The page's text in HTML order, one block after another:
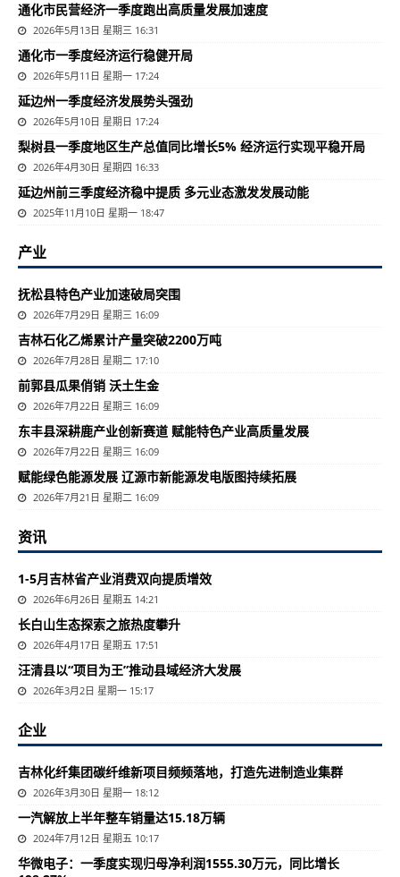
通化市民营经济一季度跑出高质量发展加速度
2026年5月13日 星期三 16:31
通化市一季度经济运行稳健开局
2026年5月11日 星期一 17:24
延边州一季度经济发展势头强劲
2026年5月10日 星期日 17:24
梨树县一季度地区生产总值同比增长5% 经济运行实现平稳开局
2026年4月30日 星期四 16:33
延边州前三季度经济稳中提质 多元业态激发发展动能
2025年11月10日 星期一 18:47
产业
抚松县特色产业加速破局突围
2026年7月29日 星期三 16:09
吉林石化乙烯累计产量突破2200万吨
2026年7月28日 星期二 17:10
前郭县瓜果俏销 沃土生金
2026年7月22日 星期三 16:09
东丰县深耕鹿产业创新赛道 赋能特色产业高质量发展
2026年7月22日 星期三 16:09
赋能绿色能源发展 辽源市新能源发电版图持续拓展
2026年7月21日 星期二 16:09
资讯
1-5月吉林省产业消费双向提质增效
2026年6月26日 星期五 14:21
长白山生态探索之旅热度攀升
2026年4月17日 星期五 17:51
汪清县以“项目为王”推动县域经济大发展
2026年3月2日 星期一 15:17
企业
吉林化纤集团碳纤维新项目频频落地，打造先进制造业集群
2026年3月30日 星期一 18:12
一汽解放上半年整车销量达15.18万辆
2024年7月12日 星期五 10:17
华微电子：一季度实现归母净利润1555.30万元，同比增长